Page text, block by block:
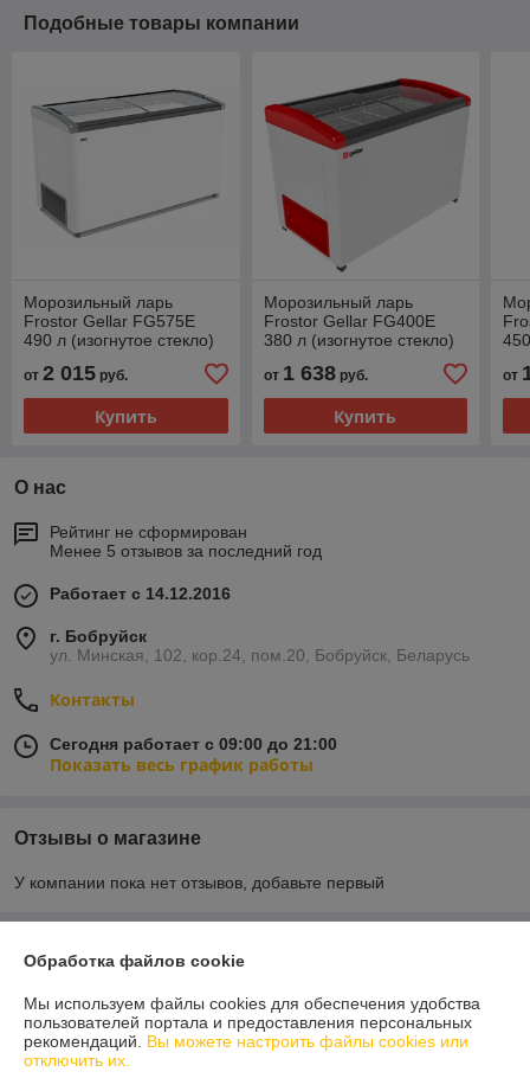
Подобные товары компании
Морозильный ларь
Frostor Gellar FG575E
490 л (изогнутое стекло)
от 2 015 руб.
Купить
Морозильный ларь
Frostor Gellar FG400E
380 л (изогнутое стекло)
от 1 638руб.
Купить
от
О нас
Рейтинг не сформирован
Менее 5 отзывов за последний год
Работает с 14.12.2016
г. Бобруйск
ул. Минская, 102, кор.24, пом.20, Бобруйск, Беларусь
Контакты
Сегодня работает с 09:00 до 21:00
Показать весь график работы
Отзывы о магазине
У компании пока нет отзывов, добавьте первый
О нас
Контакты
Доставка и оплата
Обработка файлов cookie
Мы используем файлы cookies для обеспечения удобства
пользователей портала и предоставления персональных
рекомендаций. Вы можете настроить файлы cookies или
отключить их.